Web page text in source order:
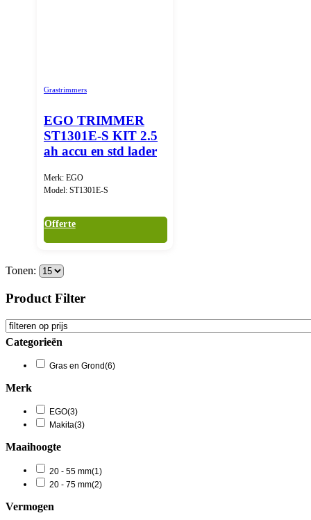
Grastrimmers
EGO TRIMMER
ST1301E-S KIT 2.5
ah accu en std lader
Merk: EGO
Model: ST1301E-S
Offerte
Tonen:
Product Filter
Categorieën
Gras en Grond(6)
Merk
EGO(3)
Makita(3)
Maaihoogte
20 - 55 mm(1)
20 - 75 mm(2)
Vermogen